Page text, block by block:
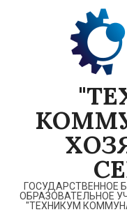
ГОСУДАРСТВЕННОЕ
ОБРАЗОВАТЕЛЬНОЕ
"ТЕХНИКУМ